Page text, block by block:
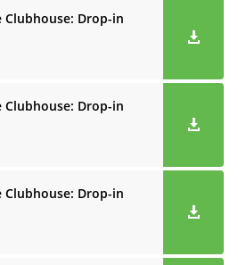
Drop-in
Drop-in
Drop-in